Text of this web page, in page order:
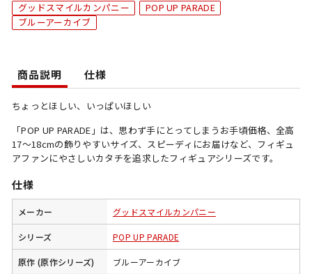
ア
ト
グッドスマイルカンパニー
POP UP PARADE
ブルーアーカイブ
商品説明 仕様
ちょっとほしい、いっぱいほしい
「POP UP PARADE」は、思わず手にとってしまうお手頃価格、全高
17～18cmの飾りやすいサイズ、スピーディにお届けなど、フィギュ
アファンにやさしいカタチを追求したフィギュアシリーズです。
仕様
メーカー グッドスマイルカンパニー
シリーズ POP UP PARADE
原作 (原作シリーズ) ブルーアーカイブ